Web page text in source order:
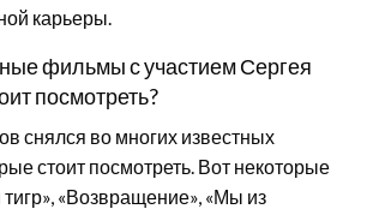
карьеры.
фильмы с участием Сергея
посмотреть?
снялся во многих известных
стоит посмотреть. Вот некоторые
«Возвращение», «Мы из